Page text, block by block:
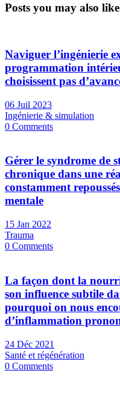
Posts you may also like
Naviguer l’ingénierie
programmation
choisissent pas
06 Juil 2023
Ingénierie & simulation
0 Comments
Gérer le syndrome de
chronique dans une
constamment
mentale
15 Jan 2022
Trauma
0 Comments
La façon dont la
son influence subtile
pourquoi on nous
d’inflammation
24 Déc 2021
Santé et régénération
0 Comments